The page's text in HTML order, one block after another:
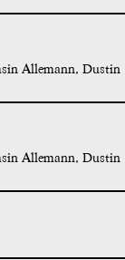
Allemann, Dustin
Allemann, Dustin